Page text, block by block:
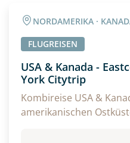
NORDAMERIKA ·
FLUGREISEN
USA & Kanada -
York Citytrip
Kombireise USA &
amerikanischen
Alter